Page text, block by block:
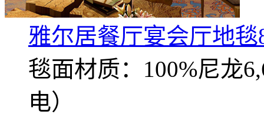
雅尔居餐厅宴会厅地毯
毯面材质：100%尼龙
电）